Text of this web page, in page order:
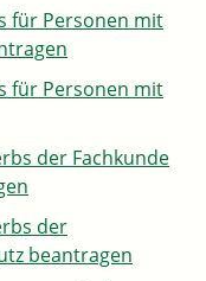
für Personen mit
für Personen mit
der Fachkunde
der
beantragen